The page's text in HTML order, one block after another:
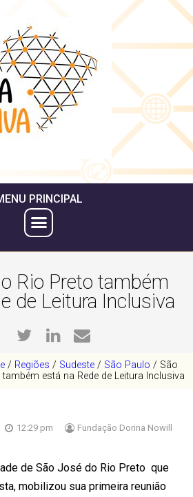
PRINCIPAL
Rio Preto também
de Leitura Inclusiva
/ Regiões / Sudeste / São Paulo / São
está na Rede de Leitura Inclusiva
12:29 pm Fundação Dorina Nowill
de São José do Rio Preto que
mobilizou sua primeira reunião